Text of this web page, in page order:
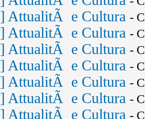
AttualitÃ e Cultura -
AttualitÃ e Cultura -
AttualitÃ e Cultura -
AttualitÃ e Cultura -
AttualitÃ e Cultura -
AttualitÃ e Cultura -
AttualitÃ e Cultura -